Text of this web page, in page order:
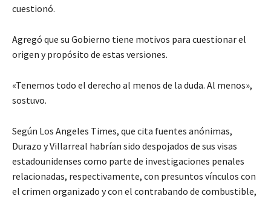
cuestionó.
Agregó que su Gobierno tiene motivos para cuestionar el
origen y propósito de estas versiones.
«Tenemos todo el derecho al menos de la duda. Al menos»,
sostuvo.
Según Los Angeles Times, que cita fuentes anónimas,
Durazo y Villarreal habrían sido despojados de sus visas
estadounidenses como parte de investigaciones penales
relacionadas, respectivamente, con presuntos vínculos con
el crimen organizado y con el contrabando de combustible,